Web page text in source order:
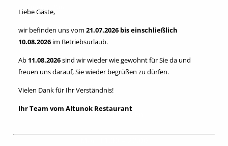
Impressum
Allgemeinen
Geschäftsbedingungen
Datenschutzerklärung
Plattform der EU-Kommission zur Online-Streitbeilegung
Liebe Gäste,
wir befinden uns vom 21.07.2026 bis einschließlich
10.08.2026 im Betriebsurlaub.
Ab 11.08.2026sind wir wieder wie gewohnt für Sie da und
freuen uns darauf, Sie wieder begrüßen zu dürfen.
Vielen Dank für Ihr Verständnis!
Ihr Team vom Altunok Restaurant